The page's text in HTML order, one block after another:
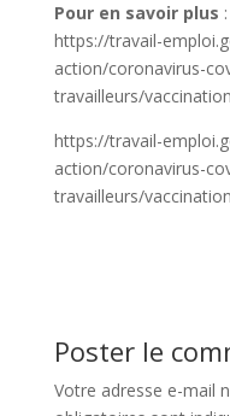
Pour en savoir plus :
https://travail-
action/coronavirus-
travailleurs/
https://travail-
action/coronavirus-
travailleurs/
Poster le
Votre adresse e-mail